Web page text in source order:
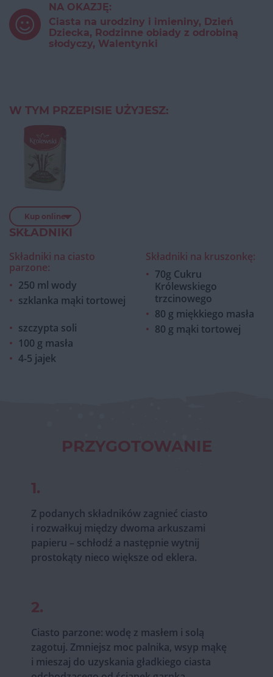
NA OKAZJĘ:
Ciasta na urodziny i imieniny, Dzień
Dziecka, Rodzinne obiady z odrobiną
słodyczy, Walentynki
W TYM PRZEPISIE UŻYJESZ:
Kup online
SKŁADNIKI
Składniki na ciasto
parzone:
250 ml wody
szklanka mąki tortowej
szczypta soli
100 g masła
4-5 jajek
Składniki na kruszonkę:
70g Cukru
Królewskiego
trzcinowego
80 g miękkiego masła
80 g mąki tortowej
PRZYGOTOWANIE
1.
Z podanych składników zagnieć ciasto
i rozwałkuj między dwoma arkuszami
papieru – schłodź a następnie wytnij
prostokąty nieco większe od eklera.
2.
Ciasto parzone: wodę z masłem i solą
zagotuj. Zmniejsz moc palnika, wsyp mąkę
i mieszaj do uzyskania gładkiego ciasta